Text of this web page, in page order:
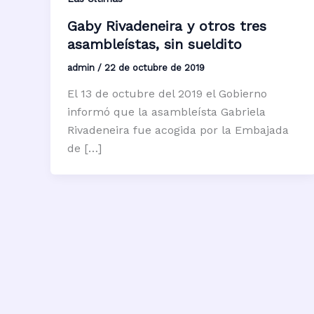
Gaby Rivadeneira y otros tres
asambleístas, sin sueldito
admin / 22 de octubre de 2019
El 13 de octubre del 2019 el Gobierno
informó que la asambleísta Gabriela
Rivadeneira fue acogida por la Embajada
de […]